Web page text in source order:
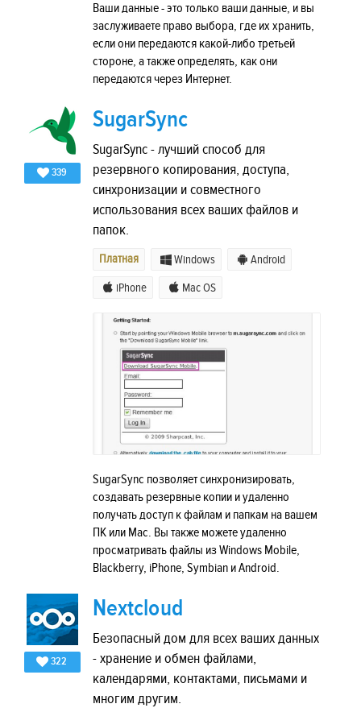
Ваши данные - это только ваши данные, и вы
заслуживаете право выбора, где их хранить,
если они передаются какой-либо третьей
стороне, а также определять, как они
передаются через Интернет.
339
SugarSync
SugarSync - лучший способ для
резервного копирования, доступа,
синхронизации и совместного
использования всех ваших файлов и
папок.
Платная Windows Android
iPhone Mac OS
SugarSync позволяет синхронизировать,
создавать резервные копии и удаленно
получать доступ к файлам и папкам на вашем
ПК или Mac. Вы также можете удаленно
просматривать файлы из Windows Mobile,
Blackberry, iPhone, Symbian и Android.
322
Nextcloud
Безопасный дом для всех ваших данных
- хранение и обмен файлами,
календарями, контактами, письмами и
многим другим.